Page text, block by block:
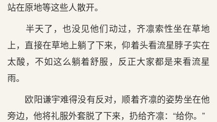
站在原地等这些人散开。
半天了，也没见他们动过，齐凛索性坐在草地
上，直接在草地上躺了下来，仰着头看流星脖子实在
太酸，不如这么躺着舒服，反正大家都是来看流星
雨。
欧阳谦宇难得没有反对，顺着齐凛的姿势坐在他
旁边，他将礼服外套脱了下来，扔给齐凛：“给你。”